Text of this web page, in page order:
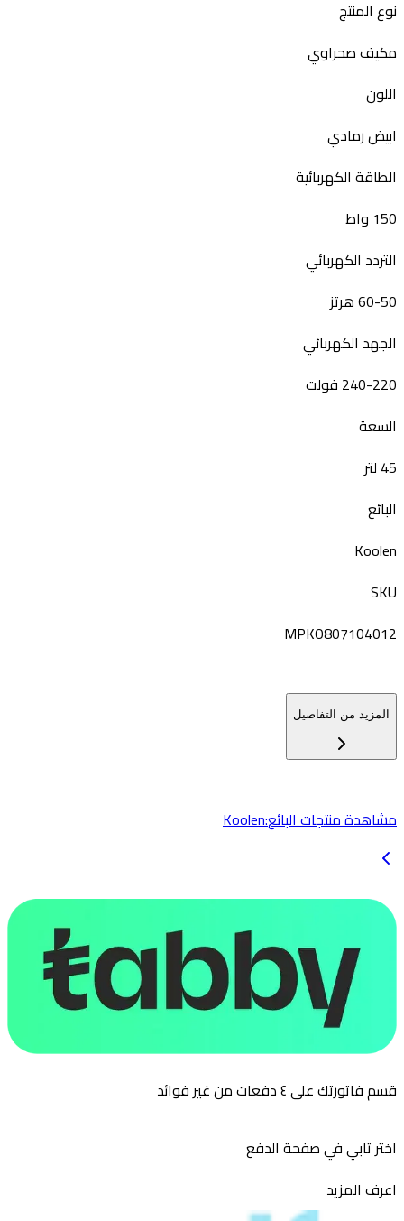
نوع المنتج
مكيف صحراوي
اللون
ابيض رمادي
الطاقة الكهربائية
150 واط
التردد الكهربائي
60-50 هرتز
الجهد الكهربائي
240-220 فولت
السعة
45 لتر
البائع
Koolen
SKU
MPKO807104012
المزيد من التفاصيل
مشاهدة منتجات البائع:
Koolen
قسم فاتورتك على ٤ دفعات من غير فوائد
اختر تابي في صفحة الدفع
اعرف المزيد